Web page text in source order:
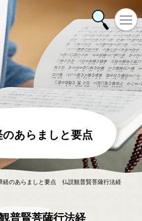
のあらましと要点
経のあらましと要点 仏説観普賢菩薩行法経
普賢菩薩行法経